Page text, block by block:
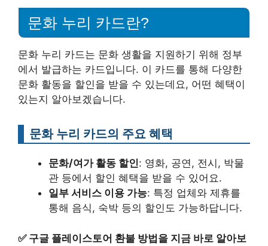
문화 누리 카드란?
문화 누리 카드는 문화 생활을 지원하기 위해 정부
에서 발급하는 카드입니다. 이 카드를 통해 다양한
문화 활동을 할인을 받을 수 있는데요, 어떤 혜택이
있는지 알아보겠습니다.
문화 누리 카드의 주요 혜택
문화/여가 활동 할인: 영화, 공연, 전시, 박물
관 등에서 할인 혜택을 받을 수 있어요.
일부 서비스 이용 가능: 특정 업체와 제휴를
통해 음식, 숙박 등의 할인도 가능하답니다.
✅ 구글 플레이스토어 환불 방법을 지금 바로 알아보